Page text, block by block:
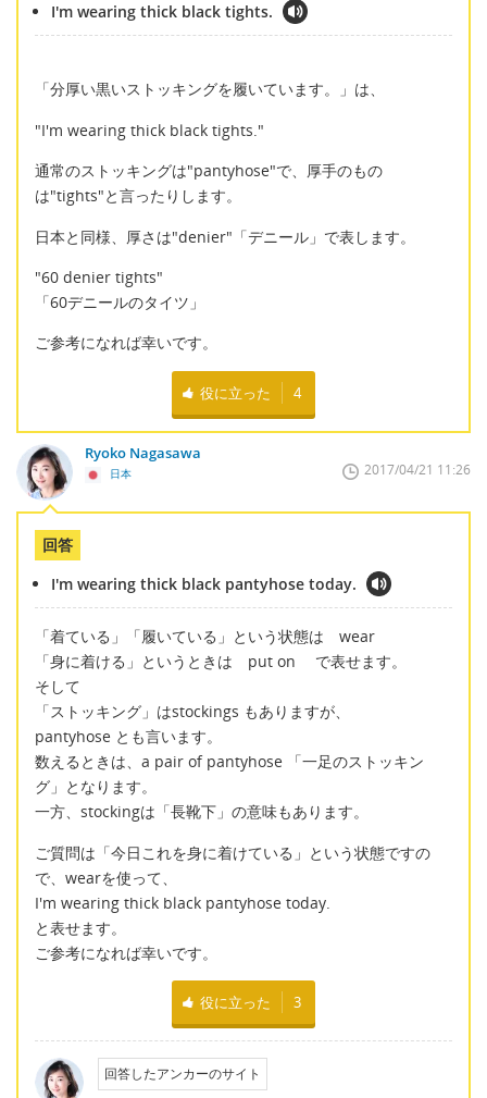
I'm wearing thick black tights.
「分厚い黒いストッキングを履いています。」は、
"I'm wearing thick black tights."
通常のストッキングは"pantyhose"で、厚手のもの
は"tights"と言ったりします。
日本と同様、厚さは"denier"「デニール」で表します。
"60 denier tights"
「60デニールのタイツ」
ご参考になれば幸いです。
役に立った 4
Ryoko Nagasawa
日本 2017/04/21 11:26
回答
I'm wearing thick black pantyhose today.
「着ている」「履いている」という状態は wear
「身に着ける」というときは put on で表せます。
そして
「ストッキング」はstockings もありますが、
pantyhose とも言います。
数えるときは、a pair of pantyhose 「一足のストッキン
グ」となります。
一方、stockingは「長靴下」の意味もあります。
ご質問は「今日これを身に着けている」という状態ですの
で、wearを使って、
I'm wearing thick black pantyhose today.
と表せます。
ご参考になれば幸いです。
役に立った 3
回答したアンカーのサイト